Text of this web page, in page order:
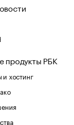
продукты РБК
хостинг